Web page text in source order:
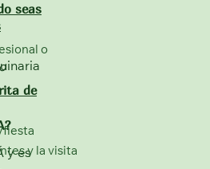
y es
seas
o
de
fiesta
y la visita